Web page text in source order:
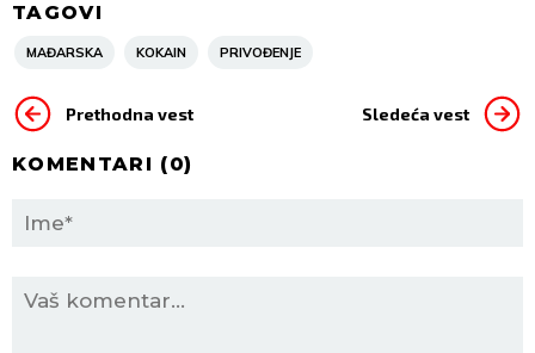
TAGOVI
MAĐARSKA KOKAIN PRIVOĐENJE
Prethodna vest Sledeća vest
KOMENTARI (0)